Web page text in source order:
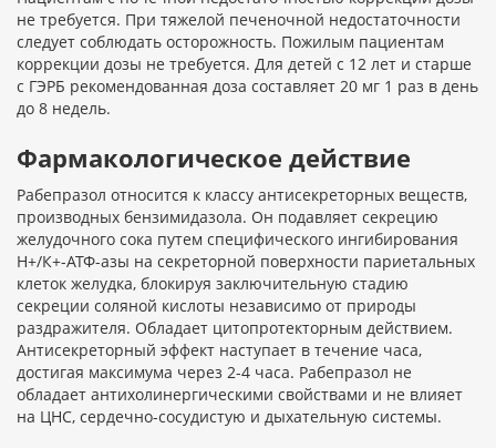
не требуется. При тяжелой печеночной недостаточности
следует соблюдать осторожность. Пожилым пациентам
коррекции дозы не требуется. Для детей с 12 лет и старше
с ГЭРБ рекомендованная доза составляет 20 мг 1 раз в день
до 8 недель.
Фармакологическое действие
Рабепразол относится к классу антисекреторных веществ,
производных бензимидазола. Он подавляет секрецию
желудочного сока путем специфического ингибирования
Н+/К+-АТФ-азы на секреторной поверхности париетальных
клеток желудка, блокируя заключительную стадию
секреции соляной кислоты независимо от природы
раздражителя. Обладает цитопротекторным действием.
Антисекреторный эффект наступает в течение часа,
достигая максимума через 2-4 часа. Рабепразол не
обладает антихолинергическими свойствами и не влияет
на ЦНС, сердечно-сосудистую и дыхательную системы.